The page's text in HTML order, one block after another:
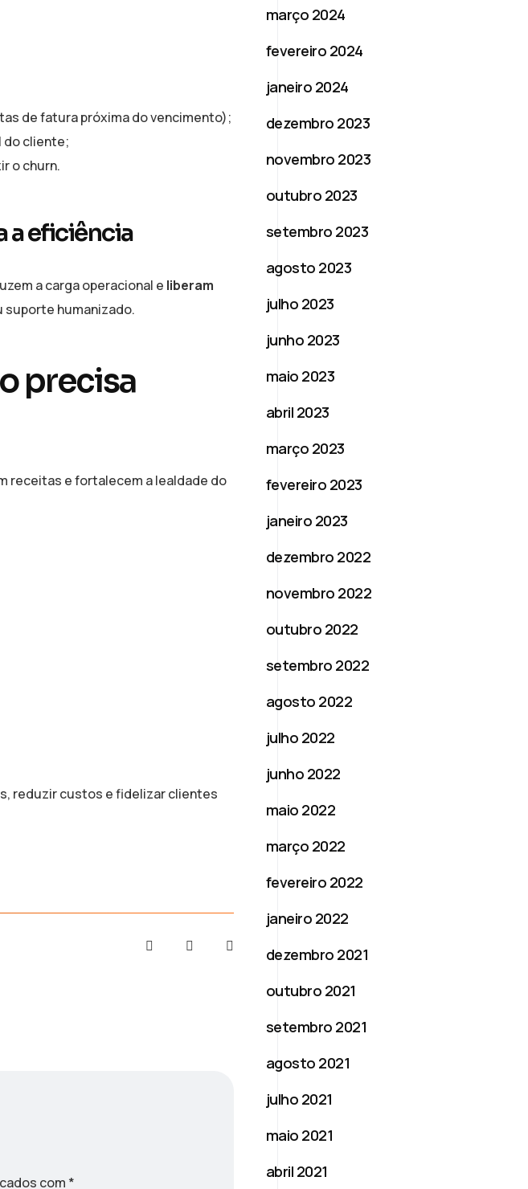
de fatura próxima do vencimento);
do cliente;
o churn.
a eficiência
a carga operacional e liberam
humanizado.
precisa
receitas e fortalecem a lealdade do
reduzir custos e fidelizar clientes
com *
março 2024
fevereiro 2024
janeiro 2024
dezembro 2023
novembro 2023
outubro 2023
setembro 2023
agosto 2023
julho 2023
junho 2023
maio 2023
abril 2023
março 2023
fevereiro 2023
janeiro 2023
dezembro 2022
novembro 2022
outubro 2022
setembro 2022
agosto 2022
julho 2022
junho 2022
maio 2022
março 2022
fevereiro 2022
janeiro 2022
dezembro 2021
outubro 2021
setembro 2021
agosto 2021
julho 2021
maio 2021
abril 2021